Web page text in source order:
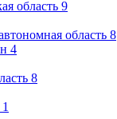
область 9
область 8
4
8
1